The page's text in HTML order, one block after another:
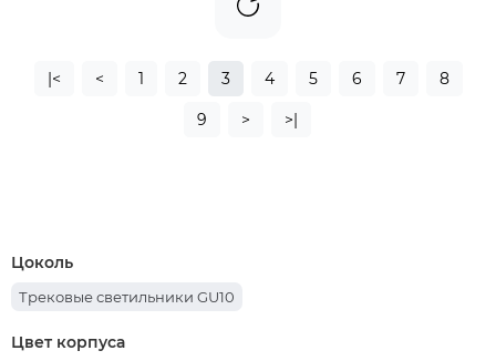
|< < 1 2 3 4 5 6 7 8
9 > >|
Цоколь
Трековые светильники GU10
Цвет корпуса